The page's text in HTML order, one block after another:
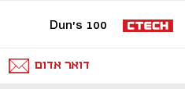
Dun's 100
דואר אדום